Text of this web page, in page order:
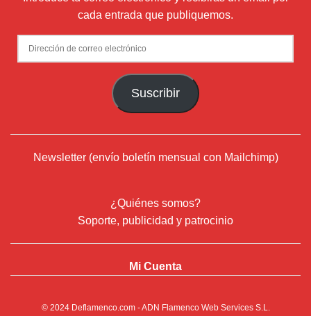
cada entrada que publiquemos.
Dirección
de
Suscribir
Newsletter (envío boletín mensual con Mailchimp)
¿Quiénes somos?
Soporte, publicidad y patrocinio
Mi Cuenta
© 2024 Deflamenco.com- ADN Flamenco Web Services S.L.